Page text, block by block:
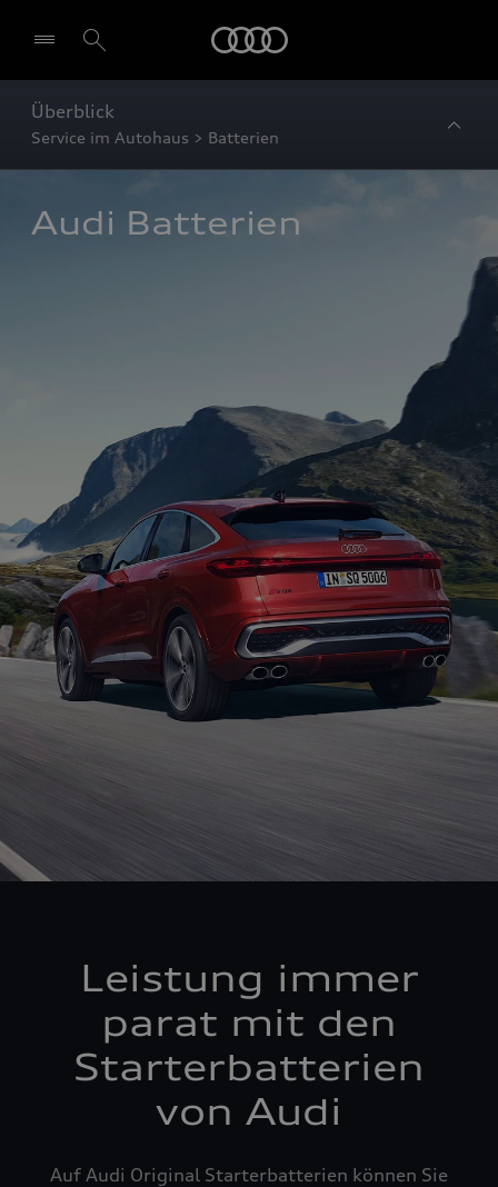
Überblick
Service im Autohaus > Batterien
Audi Batterien
Leistung immer
parat mit den
Starterbatterien
von Audi
Auf Audi Original Starterbatterien können Sie